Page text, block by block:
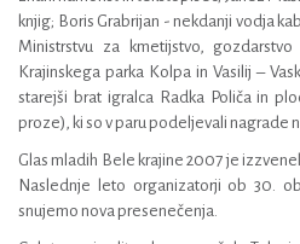
knjig; Boris Grabrijan - nekdanji vodja
Ministrstvu za kmetijstvo,
Krajinskega parka Kolpa in Vasilij –
starejši brat igralca Radka Poliča in
proze), ki so v paru podeljevali nagrade
Glas mladih Bele krajine 2007 je
Naslednje leto organizatorji ob 30.
snujemo nova presenečenja.